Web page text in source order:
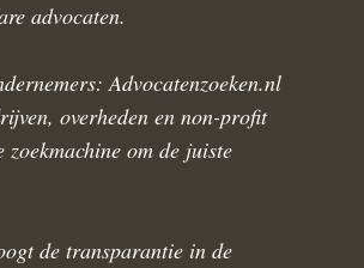
advocaten.
Advocatenzoeken.nl
overheden en non-profit
om de juiste
de transparantie in de